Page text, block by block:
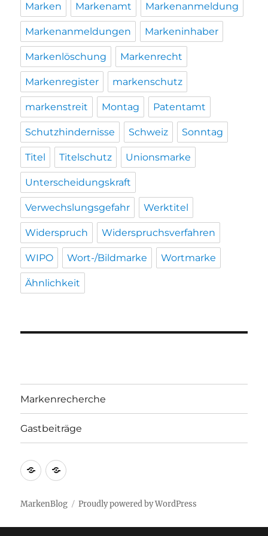
Marken Markenamt Markenanmeldung
Markenanmeldungen Markeninhaber
Markenlöschung Markenrecht
Markenregister markenschutz
markenstreit Montag Patentamt
Schutzhindernisse Schweiz Sonntag
Titel Titelschutz Unionsmarke
Unterscheidungskraft
Verwechslungsgefahr Werktitel
Widerspruch Widerspruchsverfahren
WIPO Wort-/Bildmarke Wortmarke
Ähnlichkeit
Markenrecherche
Gastbeiträge
Markenrecherche
Gastbeiträge
MarkenBlog Proudly powered by WordPress